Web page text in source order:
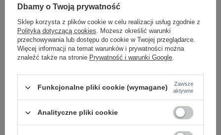
beżowy
One size 5906694102172
ZALOGUJ SIĘ I ZOBACZ CENĘ
Dbamy o Twoją prywatność
Sklep korzysta z plików cookie w celu realizacji usług zgodnie z
Polityką dotyczącą cookies. Możesz określić warunki
przechowywania lub dostępu do cookie w Twojej przeglądarce.
Więcej informacji na temat warunków i prywatności można
znaleźć także na stronie Prywatność i warunki Google.
Funkcjonalne pliki cookie (wymagane)
Zawsze
aktywne
Analityczne pliki cookie